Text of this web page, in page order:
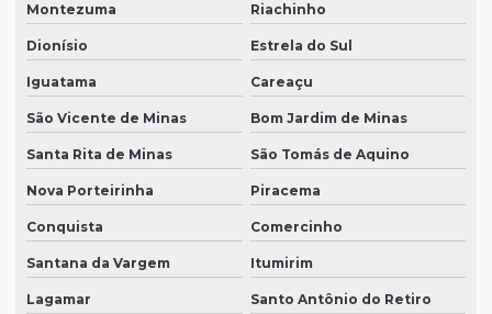
Montezuma Riachinho
Dionísio Estrela do Sul
Iguatama Careaçu
São Vicente de Minas Bom Jardim de Minas
Santa Rita de Minas São Tomás de Aquino
Nova Porteirinha Piracema
Conquista Comercinho
Santana da Vargem Itumirim
Lagamar Santo Antônio do Retiro